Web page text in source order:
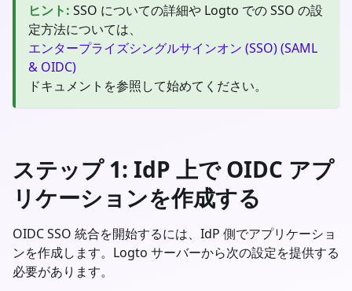
ヒント: SSO についての詳細や Logto での SSO の設
定方法については、
エンタープライズシングルサインオン (SSO) (SAML
& OIDC)
ドキュメントを参照して始めてください。
ステップ 1: IdP 上で OIDC アプ
リケーションを作成する
OIDC SSO 統合を開始するには、IdP 側でアプリケーショ
ンを作成します。Logto サーバーから次の設定を提供する
必要があります。